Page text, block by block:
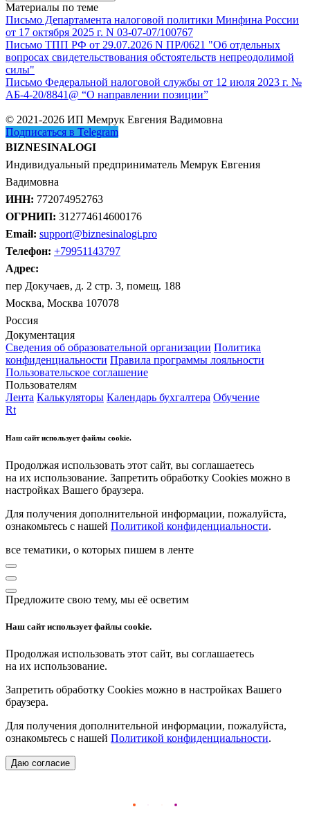
Материалы по теме
Письмо Департамента налоговой политики Минфина России
от 17 октября 2025 г. N 03-07-07/100767
Письмо ТПП РФ от 29.07.2026 N ПР/0621 "Об отдельных
вопросах свидетельствования обстоятельств непреодолимой
силы"
Письмо Федеральной налоговой службы от 12 июля 2023 г. №
АБ-4-20/8841@ “О направлении позиции”
© 2021-2026 ИП Мемрук Евгения Вадимовна
Подписаться в Telegram
BIZNESINALOGI
Индивидуальный предприниматель Мемрук Евгения
Вадимовна
ИНН: 772074952763
ОГРНИП: 312774614600176
Email: support@biznesinalogi.pro
Телефон: +79951143797
Адрес:
пер Докучаев, д. 2 стр. 3, помещ. 188
Москва, Москва 107078
Россия
Документация
Сведения об образовательной организации Политика
конфиденциальности Правила программы лояльности
Пользовательское соглашение
Пользователям
Лента Калькуляторы Календарь бухгалтера Обучение
Rt
Наш сайт использует файлы cookie.
Продолжая использовать этот сайт, вы соглашаетесь
на их использование. Запретить обработку Cookies можно в
настройках Вашего браузера.
Для получения дополнительной информации, пожалуйста,
ознакомьтесь с нашей Политикой конфиденциальности.
все тематики, о которых пишем в ленте
Предложите свою тему, мы её осветим
Наш сайт использует файлы cookie.
Продолжая использовать этот сайт, вы соглашаетесь
на их использование.
Запретить обработку Cookies можно в настройках Вашего
браузера.
Для получения дополнительной информации, пожалуйста,
ознакомьтесь с нашей Политикой конфиденциальности.
Даю согласие